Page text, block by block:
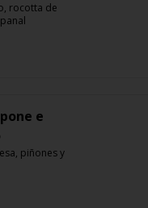
rocotta de
e
piñones y